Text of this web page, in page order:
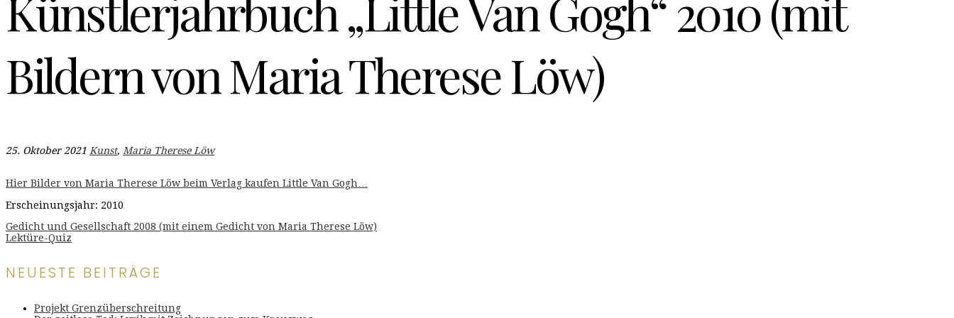
Bildern von Maria Therese Löw)
25. Oktober 2021 Kunst, Maria Therese Löw
Hier Bilder von Maria Therese Löw beim Verlag kaufen Little Van Gogh…
Erscheinungsjahr: 2010
Beitragsnavigation
Gedicht und Gesellschaft 2008 (mit einem Gedicht von Maria Therese Löw)
Lektüre-Quiz
NEUESTE BEITRÄGE
Projekt Grenzüberschreitung